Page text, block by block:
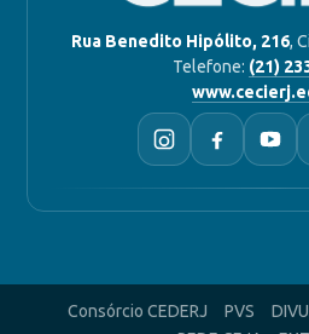
Rua Benedito Hipólito, 216,
Telefone: (21)
Consórcio CEDERJ PVS